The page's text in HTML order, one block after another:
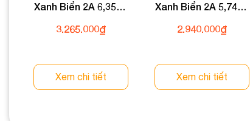
Xanh Biển 2A 6,35kg
3.265.000₫
Xem chi tiết
Xanh Biển 2A 5,74kg
2.940.000₫
Xem chi tiết